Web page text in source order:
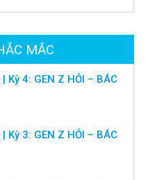
MẮC
4: GEN Z HỎI – BÁC
3: GEN Z HỎI – BÁC